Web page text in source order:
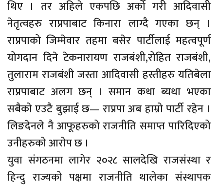
थिए । तर अहिले एकपछि अर्को गरी आदिवासी
नेतृत्वहरु राप्रपाबाट किनारा लाग्दै गएका छन् ।
राप्रपाको जिम्मेवार तहमा बसेर पार्टीलाई महत्वपूर्ण
योगदान दिने टेकनारायण राजबंशी,रोहित राजबंशी,
तुलाराम राजबंशी जस्ता आदिवासी हस्तीहरु यतिबेला
राप्रपाबाट अलग छन् । समान कथा ब्यथा भएका
सबैको एउटै बुझाई छ— राप्रपा अब हाम्रो पार्टी रहेन ।
लिङदेनले नै आफूहरुको राजनीति समाप्त पारिदिएको
उनीहरुको आरोप छ ।
युवा संगठनमा लागेर २०२८ सालदेखि राजसंस्था र
हिन्दु राज्यको पक्षमा राजनीति थालेका संस्थापक